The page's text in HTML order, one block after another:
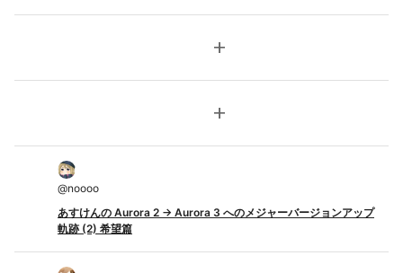
add
add
@noooo
あすけんの Aurora 2 → Aurora 3 へのメジャーバージョンアップ
軌跡 (2) 希望篇